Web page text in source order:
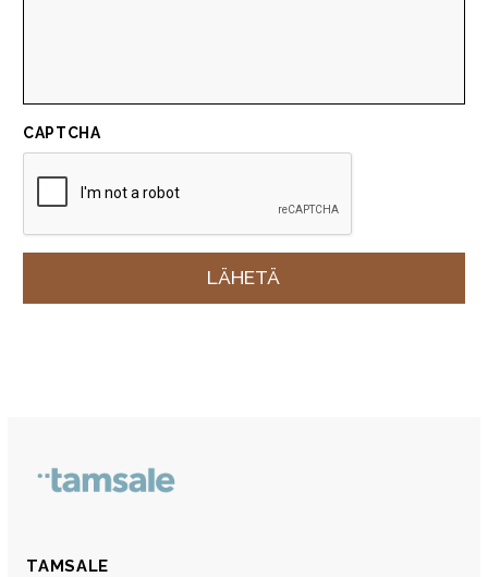
CAPTCHA
TAMSALE